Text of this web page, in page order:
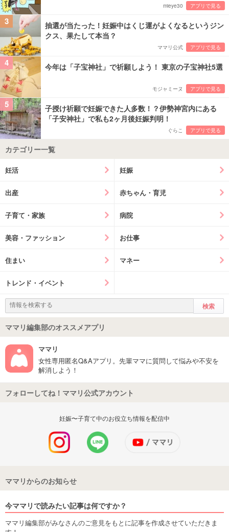
mieye30 アプリで見る
3
抽選が当たった！妊娠中はくじ運がよくなるというジン
クス、果たして本当？
ママリ公式 アプリで見る
4 今年は「子宝神社」で祈願しよう！ 東京の子宝神社5選
モジャミーヌ アプリで見る
5
子授け祈願で妊娠できた人多数！？伊勢神宮内にある
「子安神社」で私も2ヶ月後妊娠判明！
ぐらこ アプリで見る
カテゴリー一覧
妊活 妊娠
出産 赤ちゃん・育児
子育て・家族 病院
美容・ファッション お仕事
住まい マネー
トレンド・イベント
ママリ編集部のオススメアプリ
ママリ
女性専用匿名Q&Aアプリ。先輩ママに質問して悩みや不安を
解消しよう！
フォローしてね！ママリ公式アカウント
妊娠〜子育て中のお役立ち情報を配信中
ママリからのお知らせ
今ママリで読みたい記事は何ですか？
ママリ編集部がみなさんのご意見をもとに記事を作成させていただきま